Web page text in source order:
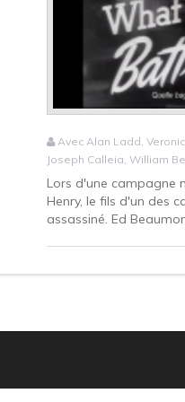
Avec Alan Ladd,
Joseph Calleia, William
Lors d'une campagne
Henry, le fils d'un des
assassiné. Ed